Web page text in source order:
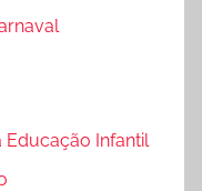
Educação Infantil